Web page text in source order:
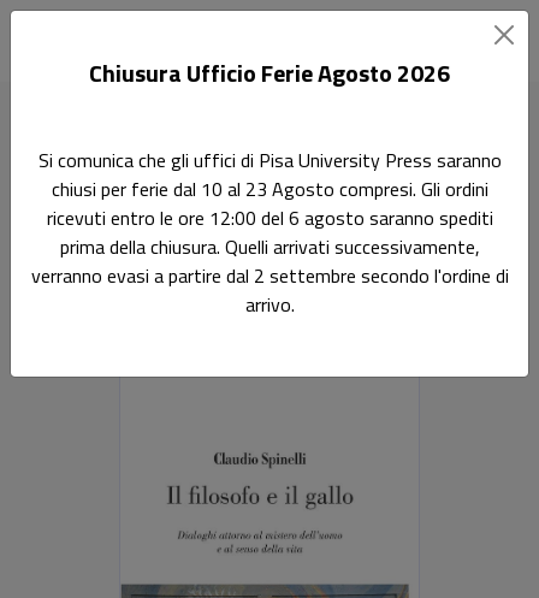
Il filosofo e il gallo
Dialoghi attorno al mistero dell’uomo e al senso della vita
Chiusura Ufficio Ferie Agosto 2026
Si comunica che gli uffici di Pisa University Press saranno
chiusi per ferie dal 10 al 23 Agosto compresi. Gli ordini
ricevuti entro le ore 12:00 del 6 agosto saranno spediti
prima della chiusura. Quelli arrivati successivamente,
verranno evasi a partire dal 2 settembre secondo l'ordine di
arrivo.